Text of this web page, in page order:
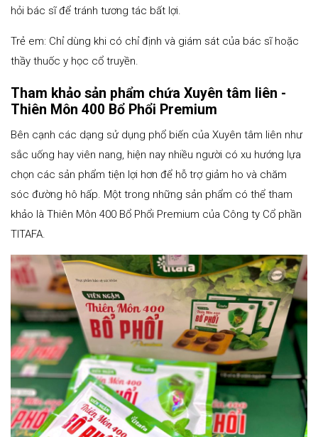
hỏi bác sĩ để tránh tương tác bất lợi.
Trẻ em: Chỉ dùng khi có chỉ định và giám sát của bác sĩ hoặc
thầy thuốc y học cổ truyền.
Tham khảo sản phẩm chứa Xuyên tâm liên -
Thiên Môn 400 Bổ Phổi Premium
Bên cạnh các dạng sử dụng phổ biến của Xuyên tâm liên như
sắc uống hay viên nang, hiện nay nhiều người có xu hướng lựa
chọn các sản phẩm tiện lợi hơn để hỗ trợ giảm ho và chăm
sóc đường hô hấp. Một trong những sản phẩm có thể tham
khảo là Thiên Môn 400 Bổ Phổi Premium của Công ty Cổ phần
TITAFA.